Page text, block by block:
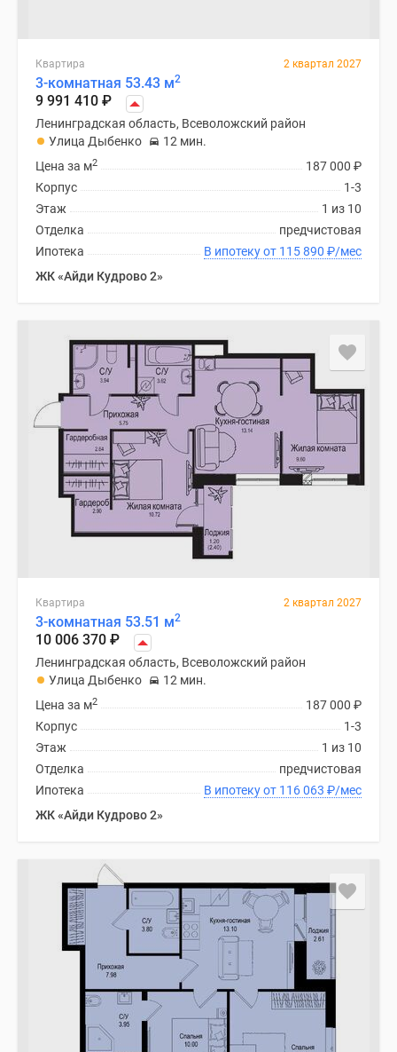
Квартира 2 квартал 2027
3-комнатная 53.43 м2
9 991 410 ₽
Ленинградская область, Всеволожский район
Улица Дыбенко
12 мин.
187 000 ₽
Цена за м2
1-3
Корпус
1 из 10
Этаж
предчистовая
Отделка
В ипотеку от 115 890 ₽/мес
Ипотека
ЖК «Айди Кудрово 2»
Квартира 2 квартал 2027
3-комнатная 53.51 м2
10 006 370 ₽
Ленинградская область, Всеволожский район
Улица Дыбенко
12 мин.
187 000 ₽
Цена за м2
1-3
Корпус
1 из 10
Этаж
предчистовая
Отделка
В ипотеку от 116 063 ₽/мес
Ипотека
ЖК «Айди Кудрово 2»